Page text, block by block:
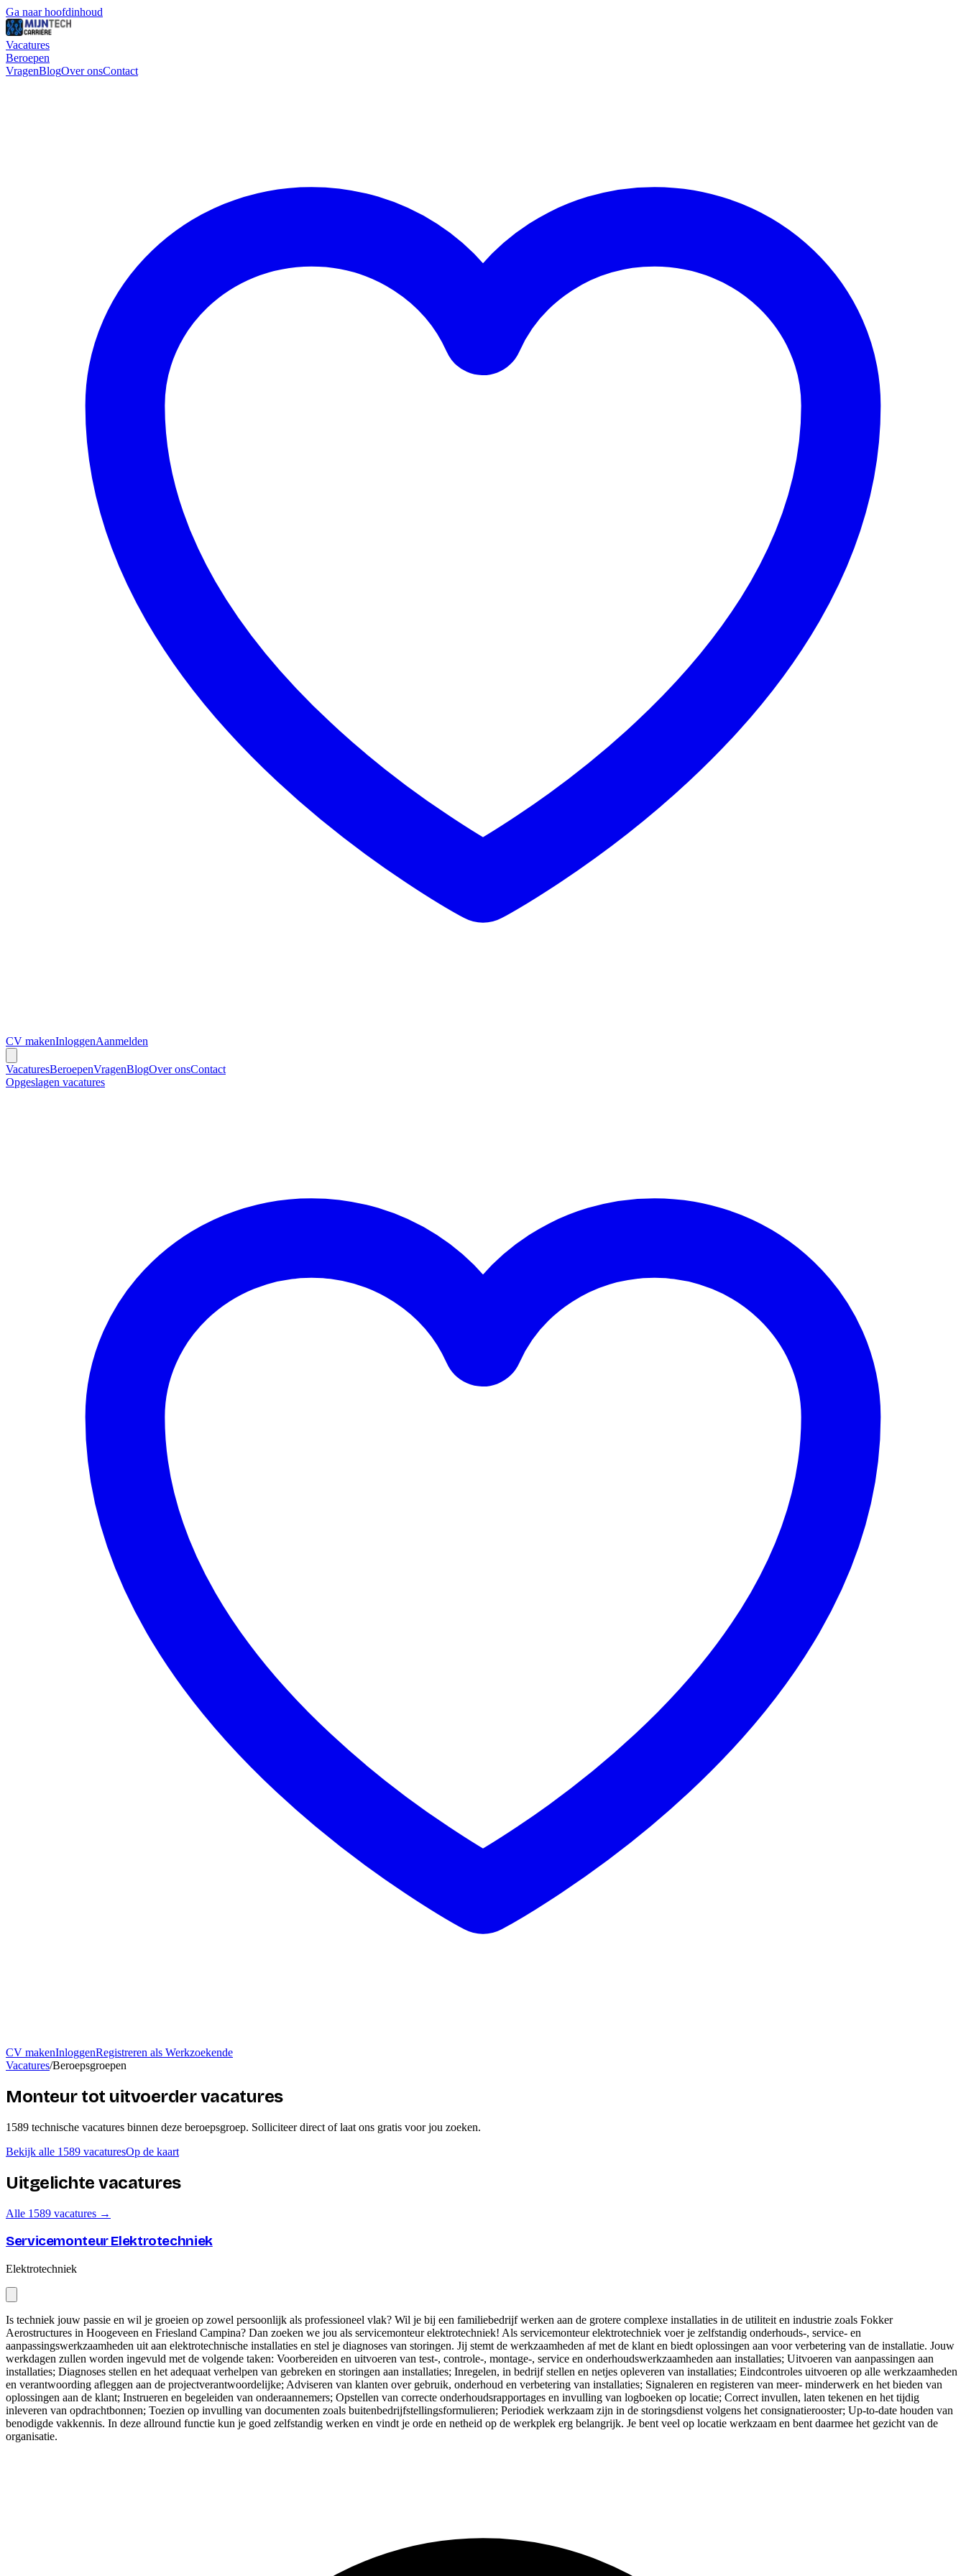
Ga naar hoofdinhoud
Vacatures
Beroepen
VragenBlogOver onsContact
CV makenInloggenAanmelden
VacaturesBeroepenVragenBlogOver onsContact
Opgeslagen vacatures
CV makenInloggenRegistreren als Werkzoekende
Vacatures/Beroepsgroepen
Monteur tot uitvoerder vacatures
1589 technische vacatures binnen deze beroepsgroep. Solliciteer direct of laat ons gratis voor jou zoeken.
Bekijk alle 1589 vacaturesOp de kaart
Uitgelichte vacatures
Alle 1589 vacatures →
Servicemonteur Elektrotechniek
Elektrotechniek
Is techniek jouw passie en wil je groeien op zowel persoonlijk als professioneel vlak? Wil je bij een familiebedrijf werken aan de grotere complexe installaties in de utiliteit en industrie zoals Fokker
Aerostructures in Hoogeveen en Friesland Campina? Dan zoeken we jou als servicemonteur elektrotechniek! Als servicemonteur elektrotechniek voer je zelfstandig onderhouds-, service- en
aanpassingswerkzaamheden uit aan elektrotechnische installaties en stel je diagnoses van storingen. Jij stemt de werkzaamheden af met de klant en biedt oplossingen aan voor verbetering van de installatie. Jouw
werkdagen zullen worden ingevuld met de volgende taken: Voorbereiden en uitvoeren van test-, controle-, montage-, service en onderhoudswerkzaamheden aan installaties; Uitvoeren van aanpassingen aan
installaties; Diagnoses stellen en het adequaat verhelpen van gebreken en storingen aan installaties; Inregelen, in bedrijf stellen en netjes opleveren van installaties; Eindcontroles uitvoeren op alle werkzaamheden
en verantwoording afleggen aan de projectverantwoordelijke; Adviseren van klanten over gebruik, onderhoud en verbetering van installaties; Signaleren en registeren van meer- minderwerk en het bieden van
oplossingen aan de klant; Instrueren en begeleiden van onderaannemers; Opstellen van correcte onderhoudsrapportages en invulling van logboeken op locatie; Correct invullen, laten tekenen en het tijdig
inleveren van opdrachtbonnen; Toezien op invulling van documenten zoals buitenbedrijfstellingsformulieren; Periodiek werkzaam zijn in de storingsdienst volgens het consignatierooster; Up-to-date houden van
benodigde vakkennis. In deze allround functie kun je goed zelfstandig werken en vindt je orde en netheid op de werkplek erg belangrijk. Je bent veel op locatie werkzaam en bent daarmee het gezicht van de
organisatie.